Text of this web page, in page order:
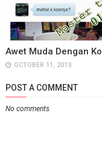
Awet Muda Dengan
OCTOBER 11, 2013
POST A COMMENT
No comments